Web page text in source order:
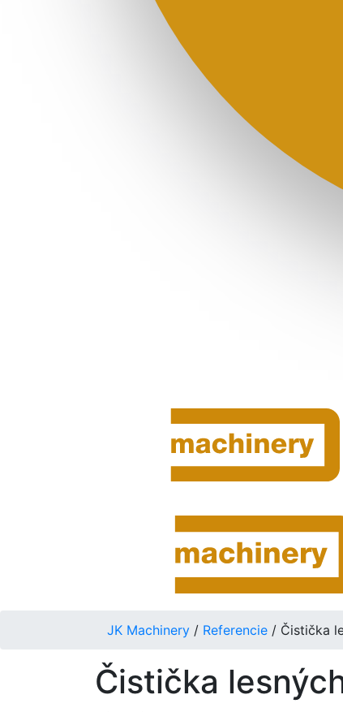
JK Machinery / Referencie / Čistička
Čistička